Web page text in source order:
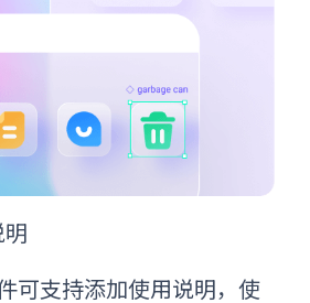
可支持添加使用说明，使